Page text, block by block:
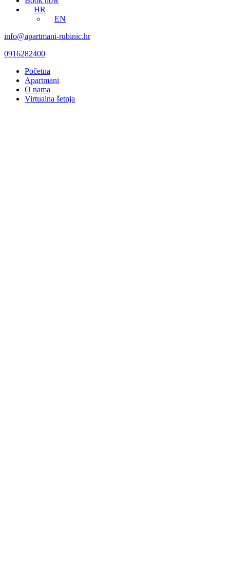
HR
EN
info@apartmani-rubinic.hr
0916282400
Početna
Apartmani
O nama
Virtualna šetnja